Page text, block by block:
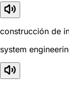
construcción de
system